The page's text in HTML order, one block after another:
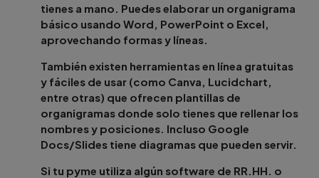
tienes a mano. Puedes elaborar un organigrama
básico usando Word, PowerPoint o Excel,
aprovechando formas y líneas.
También existen herramientas en línea gratuitas
y fáciles de usar (como Canva, Lucidchart,
entre otras) que ofrecen plantillas de
organigramas donde solo tienes que rellenar los
nombres y posiciones. Incluso Google
Docs/Slides tiene diagramas que pueden servir.
Si tu pyme utiliza algún software de RR.HH. o